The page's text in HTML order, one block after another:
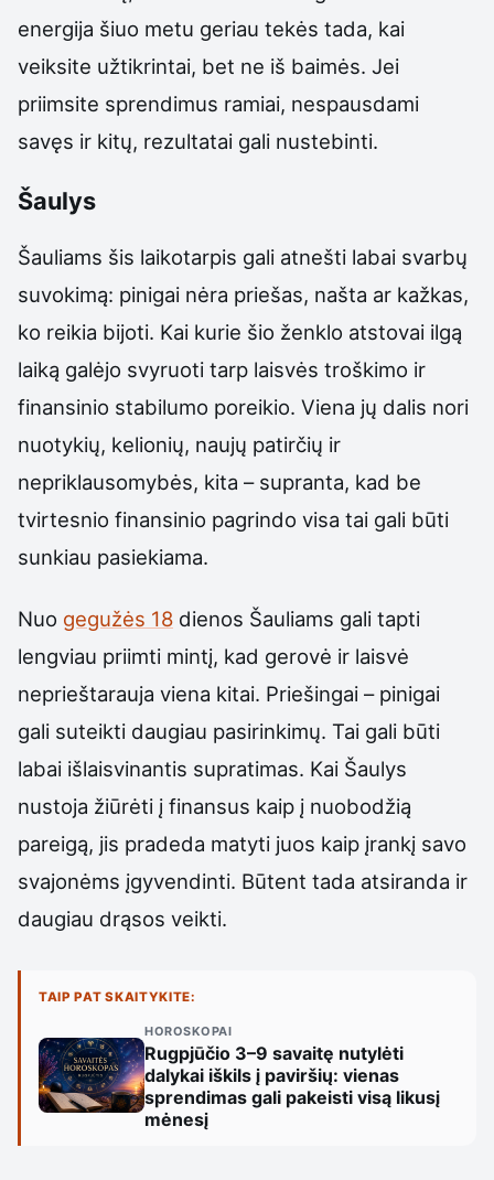
energija šiuo metu geriau tekės tada, kai
veiksite užtikrintai, bet ne iš baimės. Jei
priimsite sprendimus ramiai, nespausdami
savęs ir kitų, rezultatai gali nustebinti.
Šaulys
Šauliams šis laikotarpis gali atnešti labai svarbų
suvokimą: pinigai nėra priešas, našta ar kažkas,
ko reikia bijoti. Kai kurie šio ženklo atstovai ilgą
laiką galėjo svyruoti tarp laisvės troškimo ir
finansinio stabilumo poreikio. Viena jų dalis nori
nuotykių, kelionių, naujų patirčių ir
nepriklausomybės, kita – supranta, kad be
tvirtesnio finansinio pagrindo visa tai gali būti
sunkiau pasiekiama.
Nuo gegužės 18 dienos Šauliams gali tapti
lengviau priimti mintį, kad gerovė ir laisvė
neprieštarauja viena kitai. Priešingai – pinigai
gali suteikti daugiau pasirinkimų. Tai gali būti
labai išlaisvinantis supratimas. Kai Šaulys
nustoja žiūrėti į finansus kaip į nuobodžią
pareigą, jis pradeda matyti juos kaip įrankį savo
svajonėms įgyvendinti. Būtent tada atsiranda ir
daugiau drąsos veikti.
TAIP PAT SKAITYKITE:
HOROSKOPAI
Rugpjūčio 3–9 savaitę nutylėti
dalykai iškils į paviršių: vienas
sprendimas gali pakeisti visą likusį
mėnesį